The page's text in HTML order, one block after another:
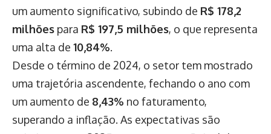
um aumento significativo, subindo de R$ 178,2
milhões para R$ 197,5 milhões, o que representa
uma alta de 10,84%.
Desde o término de 2024, o setor tem mostrado
uma trajetória ascendente, fechando o ano com
um aumento de 8,43% no faturamento,
superando a inflação. As expectativas são